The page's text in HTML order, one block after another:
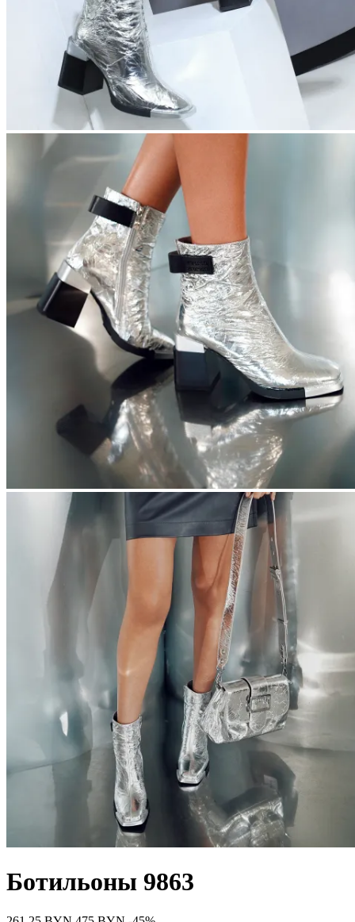
Ботильоны 9863